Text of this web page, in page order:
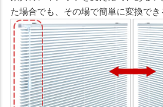
た場合でも、その場で簡単に変換でき